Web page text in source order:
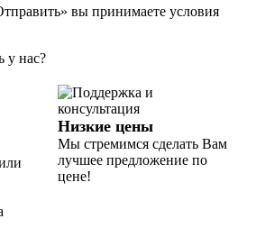
вы принимаете условия
у нас?
Низкие цены
Мы стремимся сделать Вам
лучшее предложение по
цене!